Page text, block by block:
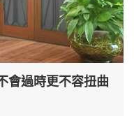
會過時更不容扭曲